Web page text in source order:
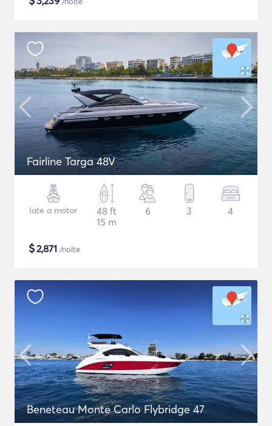
Fairline Targa 48V
Iate a motor
48 ft
15 m
6 3 4
$2,871 /noite
Beneteau Monte Carlo Flybridge 47